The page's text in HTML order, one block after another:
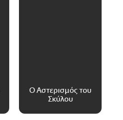
Ο Αστερισμός του
Σκύλου